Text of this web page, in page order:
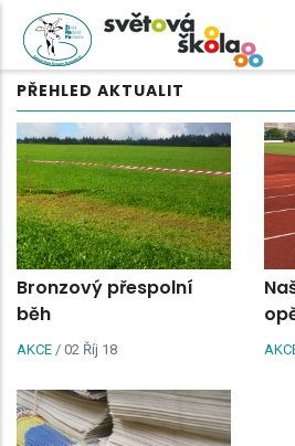
Přejít
hlavnímu
obsahu
PŘEHLED AKTUALIT
Bronzový přespolní
běh
AKCE / 02 Říj 18